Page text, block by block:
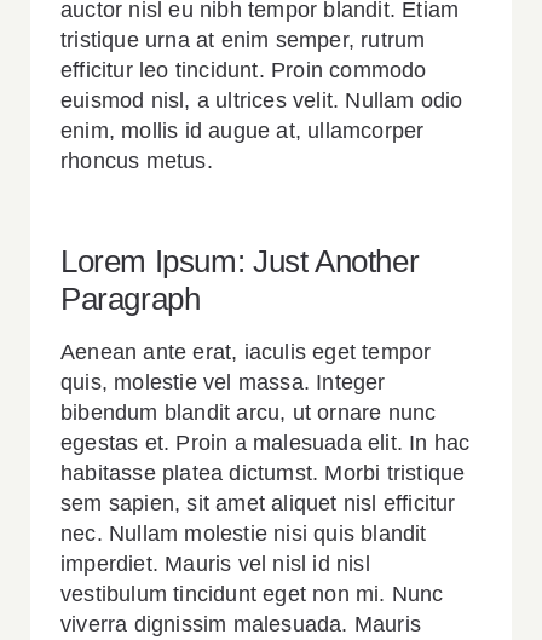
auctor nisl eu nibh tempor blandit. Etiam
tristique urna at enim semper, rutrum
efficitur leo tincidunt. Proin commodo
euismod nisl, a ultrices velit. Nullam odio
enim, mollis id augue at, ullamcorper
rhoncus metus.
Lorem Ipsum: Just Another
Paragraph
Aenean ante erat, iaculis eget tempor
quis, molestie vel massa. Integer
bibendum blandit arcu, ut ornare nunc
egestas et. Proin a malesuada elit. In hac
habitasse platea dictumst. Morbi tristique
sem sapien, sit amet aliquet nisl efficitur
nec. Nullam molestie nisi quis blandit
imperdiet. Mauris vel nisl id nisl
vestibulum tincidunt eget non mi. Nunc
viverra dignissim malesuada. Mauris